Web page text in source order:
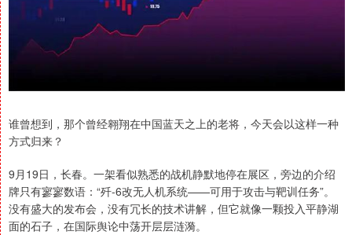
谁曾想到，那个曾经翱翔在中国蓝天之上的老将，今天会以这样一种
方式归来？
9月19日，长春。一架看似熟悉的战机静默地停在展区，旁边的介绍
牌只有寥寥数语：“歼-6改无人机系统——可用于攻击与靶训任务”。
没有盛大的发布会，没有冗长的技术讲解，但它就像一颗投入平静湖
面的石子，在国际舆论中荡开层层涟漪。